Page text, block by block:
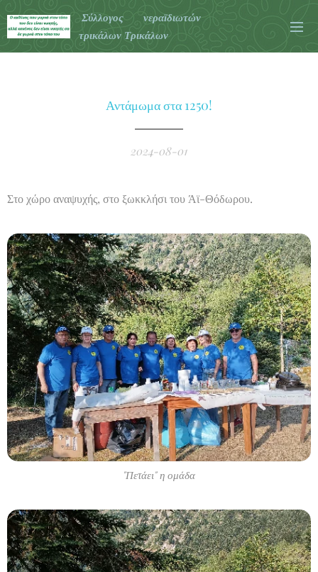
Σύλλογος νεραϊδιωτών
τρικάλων Τρικάλων
Αντάμωμα στα 1250!
2024-08-01
Στο χώρο αναψυχής, στο ξωκκλήσι του Άϊ-Θόδωρου.
"Πετάει" η ομάδα